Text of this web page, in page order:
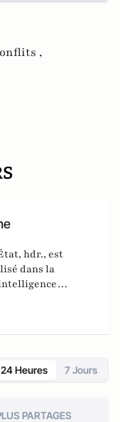
,
hdr., est
dans la
guerre
Manip, infox et
24 Heures 7 Jours
PARTAGES